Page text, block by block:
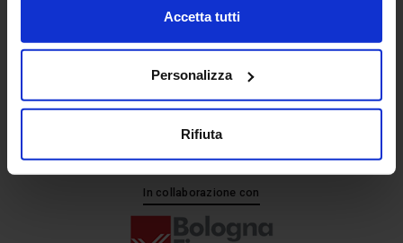
Accetta tutti
Personalizza
Rifiuta
In collaborazione con